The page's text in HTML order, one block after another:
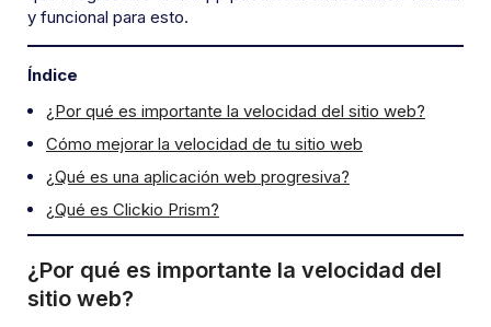
y funcional para esto.
Índice
¿Por qué es importante la velocidad del sitio web?
Cómo mejorar la velocidad de tu sitio web
¿Qué es una aplicación web progresiva?
¿Qué es Clickio Prism?
¿Por qué es importante la velocidad del
sitio web?